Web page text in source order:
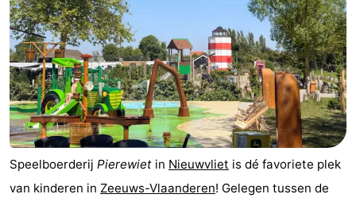
Nieuws
Medische
adressen
Regio
Zeeland
Walcheren
Speelboerderij Pierewiet in Nieuwvliet is dé favoriete plek
van kinderen in Zeeuws-Vlaanderen! Gelegen tussen de